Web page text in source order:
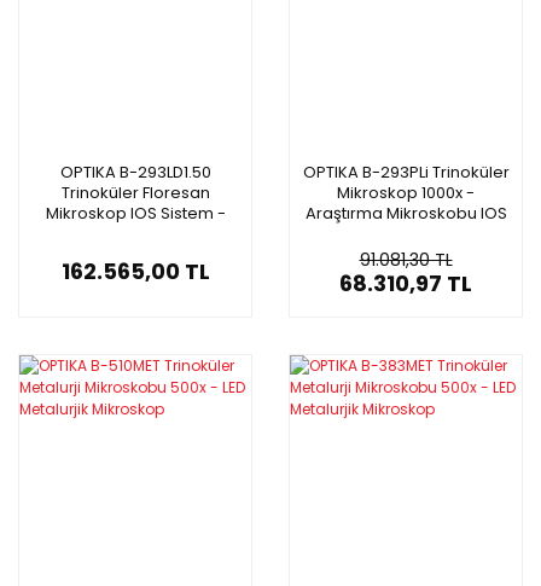
OPTIKA B-293LD1.50
Trinoküler Floresan
Mikroskop IOS Sistem -
162.565,00 TL
OPTIKA B-293PLi Trinoküler
Mikroskop 1000x -
Araştırma Mikroskobu IOS
91.081,30 TL
68.310,97 TL